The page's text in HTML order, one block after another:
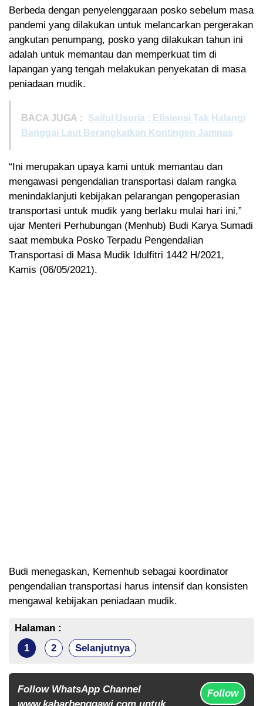
Berbeda dengan penyelenggaraan posko sebelum masa
pandemi yang dilakukan untuk melancarkan pergerakan
angkutan penumpang, posko yang dilakukan tahun ini
adalah untuk memantau dan memperkuat tim di
lapangan yang tengah melakukan penyekatan di masa
peniadaan mudik.
BACA JUGA :
Saiful Usuria : Efisiensi Tak Halangi
Banggai Laut Berangkatkan Kontingen Jamnas
“Ini merupakan upaya kami untuk memantau dan
mengawasi pengendalian transportasi dalam rangka
menindaklanjuti kebijakan pelarangan pengoperasian
transportasi untuk mudik yang berlaku mulai hari ini,”
ujar Menteri Perhubungan (Menhub) Budi Karya Sumadi
saat membuka Posko Terpadu Pengendalian
Transportasi di Masa Mudik Idulfitri 1442 H/2021,
Kamis (06/05/2021).
Budi menegaskan, Kemenhub sebagai koordinator
pengendalian transportasi harus intensif dan konsisten
mengawal kebijakan peniadaan mudik.
Halaman :
1
2 Selanjutnya
Follow WhatsApp Channel
Follow